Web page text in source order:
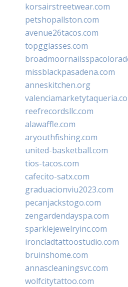
korsairstreetwear.com
petshopallston.com
avenue26tacos.com
topgglasses.com
missblackpasadena.com
anneskitchen.org
reefrecordsllc.com
alawaffle.com
aryouthfishing.com
united-basketball.com
tios-tacos.com
cafecito-satx.com
graduacionviu2023.com
pecanjackstogo.com
zengardendayspa.com
sparklejewelryinc.com
ironcladtattoostudio.com
bruinshome.com
annascleaningsvc.com
wolfcitytattoo.com